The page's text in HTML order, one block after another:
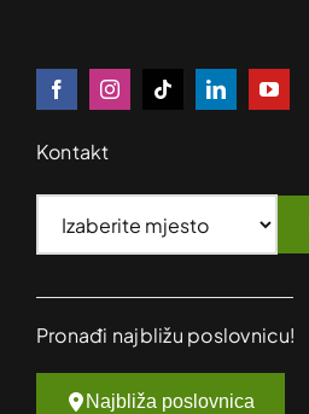
Kontakt
Pronađi najbližu poslovnicu!
Najbliža poslovnica